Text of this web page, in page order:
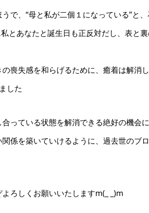
で、“母と私が二個１になっている”と
とあなたと誕生日も正反対だし、表と裏
喪失感を和らげるために、癒着は解消
した
っている状態を解消できる絶好の機会
係を築いていけるように、過去世のブ
ろしくお願いいたしますm(_ _)m